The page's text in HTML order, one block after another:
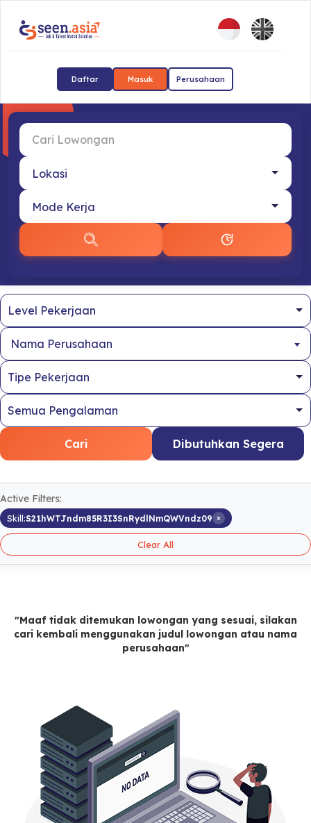
Daftar Masuk Perusahaan
Nama Perusahaan
Cari Dibutuhkan Segera
Active Filters:
Skill:S21hWTJndm85R3I3SnRydlNmQWVndz09 ×
Clear All
"Maaf tidak ditemukan lowongan yang sesuai, silakan
cari kembali menggunakan judul lowongan atau nama
perusahaan"